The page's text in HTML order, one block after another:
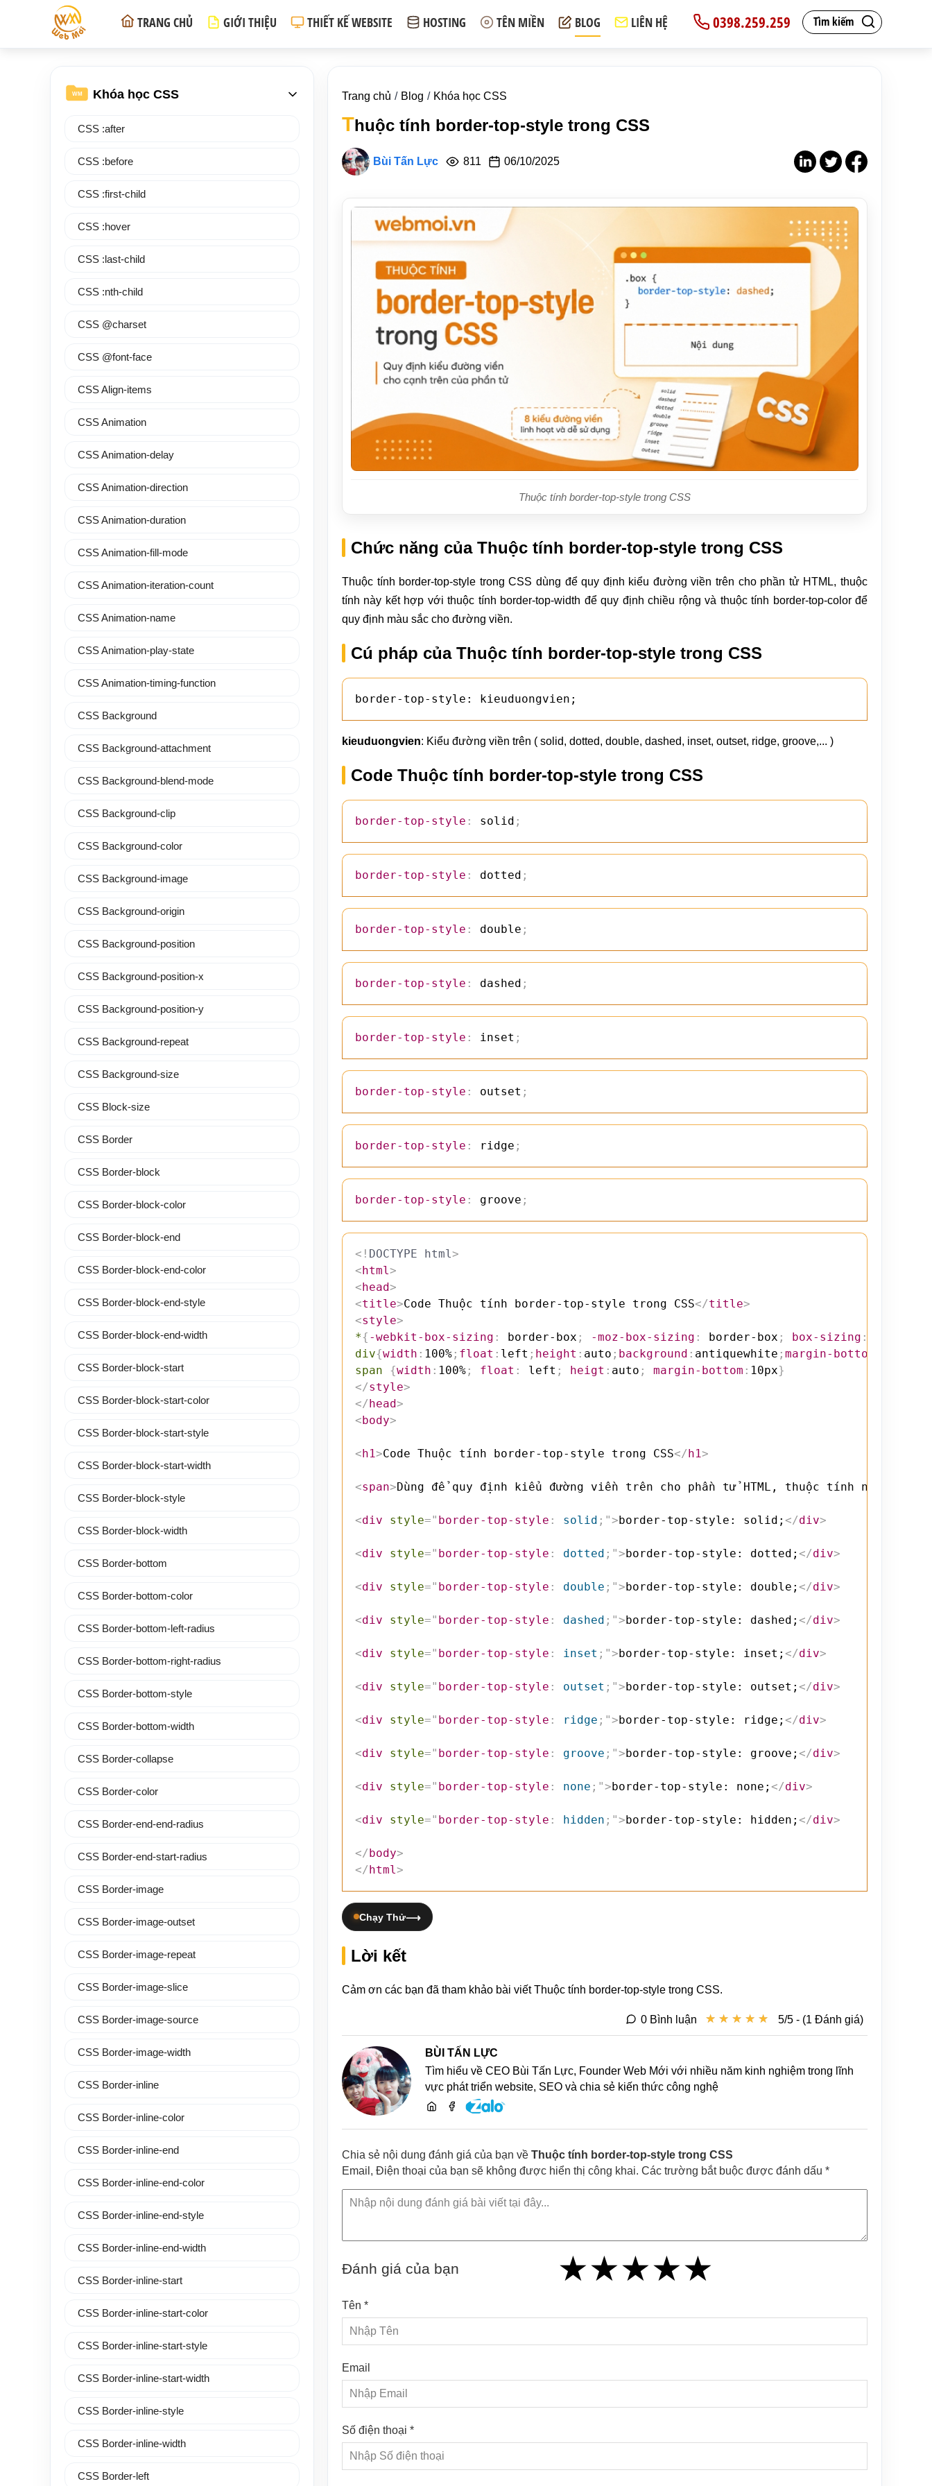
Tìm kiếm
0398.259.259
TRANG CHỦ GIỚI THIỆU THIẾT KẾ WEBSITE HOSTING TÊN MIỀN BLOG LIÊN HỆ
Trang chủ Blog Khóa học CSS
Thuộc tính border-top-style trong CSS
Bùi Tấn Lực 811 06/10/2025
Thuộc tính border-top-style trong CSS
Chức năng của Thuộc tính border-top-style trong CSS
Thuộc tính border-top-style trong CSS dùng để quy định kiểu đường viền trên cho phần tử HTML, thuộc
tính này kết hợp với thuộc tính border-top-width để quy định chiều rộng và thuộc tính border-top-color để
quy định màu sắc cho đường viền.
Cú pháp của Thuộc tính border-top-style trong CSS
border-top-style: kieuduongvien;
kieuduongvien: Kiểu đường viền trên ( solid, dotted, double, dashed, inset, outset, ridge, groove,... )
Code Thuộc tính border-top-style trong CSS
border-top-style : solid ;
border-top-style : dotted ;
border-top-style : double ;
border-top-style : dashed ;
border-top-style : inset ;
border-top-style : outset ;
border-top-style : ridge ;
border-top-style : groove ;
<! DOCTYPE html>
<html>
<head>
<title>Code Thuộc tính border-top-style trong CSS</title>
<style>
*{ -webkit-box-sizing : border-box ; -moz-box-sizing : border-box ; box-sizing :
div{width : 100% ; float : left ; height : auto ; background : antiquewhite ; margin-bottom
span
{width : 100% ; float : left ; heigt : auto ; margin-bottom : 10px}
</style>
</head>
<body>
<h1>Code Thuộc tính border-top-style trong CSS</h1>
<span>Dùng để quy định kiểu đường viền trên cho phần tử HTML, thuộc tính này
<div style=" border-top-style : solid ; ">border-top-style: solid; </div>
<div style=" border-top-style : dotted ; ">border-top-style: dotted; </div>
<div style=" border-top-style : double ; ">border-top-style: double; </div>
<div style=" border-top-style : dashed ; ">border-top-style: dashed; </div>
<div style=" border-top-style : inset ; ">border-top-style: inset; </div>
<div style=" border-top-style : outset ; ">border-top-style: outset; </div>
<div style=" border-top-style : ridge ; ">border-top-style: ridge; </div>
<div style=" border-top-style : groove ; ">border-top-style: groove; </div>
<div style=" border-top-style : none ; ">border-top-style: none; </div>
<div style=" border-top-style : hidden ; ">border-top-style: hidden; </div>
</body>
</html>
Chạy Thử
Lời kết
Cảm ơn các bạn đã tham khảo bài viết Thuộc tính border-top-style trong CSS.
★ ★ ★ ★ ★
★ ★ ★ ★ ★ 5/5 - (1 Đánh giá)
0 Bình luận
BÙI TẤN LỰC
Tìm hiểu về CEO Bùi Tấn Lực, Founder Web Mới với nhiều năm kinh nghiệm trong lĩnh
vực phát triển website, SEO và chia sẻ kiến thức công nghệ
Chia sẻ nội dung đánh giá của bạn về Thuộc tính border-top-style trong CSS
Email, Điện thoại của bạn sẽ không được hiển thị công khai. Các trường bắt buộc được đánh dấu *
Đánh giá của bạn ★
★★
★★★
★★★★
★★★★★
Tên *
Email
Số điện thoại *
WM Khóa học CSS
CSS :after
CSS :before
CSS :first-child
CSS :hover
CSS :last-child
CSS :nth-child
CSS @charset
CSS @font-face
CSS Align-items
CSS Animation
CSS Animation-delay
CSS Animation-direction
CSS Animation-duration
CSS Animation-fill-mode
CSS Animation-iteration-count
CSS Animation-name
CSS Animation-play-state
CSS Animation-timing-function
CSS Background
CSS Background-attachment
CSS Background-blend-mode
CSS Background-clip
CSS Background-color
CSS Background-image
CSS Background-origin
CSS Background-position
CSS Background-position-x
CSS Background-position-y
CSS Background-repeat
CSS Background-size
CSS Block-size
CSS Border
CSS Border-block
CSS Border-block-color
CSS Border-block-end
CSS Border-block-end-color
CSS Border-block-end-style
CSS Border-block-end-width
CSS Border-block-start
CSS Border-block-start-color
CSS Border-block-start-style
CSS Border-block-start-width
CSS Border-block-style
CSS Border-block-width
CSS Border-bottom
CSS Border-bottom-color
CSS Border-bottom-left-radius
CSS Border-bottom-right-radius
CSS Border-bottom-style
CSS Border-bottom-width
CSS Border-collapse
CSS Border-color
CSS Border-end-end-radius
CSS Border-end-start-radius
CSS Border-image
CSS Border-image-outset
CSS Border-image-repeat
CSS Border-image-slice
CSS Border-image-source
CSS Border-image-width
CSS Border-inline
CSS Border-inline-color
CSS Border-inline-end
CSS Border-inline-end-color
CSS Border-inline-end-style
CSS Border-inline-end-width
CSS Border-inline-start
CSS Border-inline-start-color
CSS Border-inline-start-style
CSS Border-inline-start-width
CSS Border-inline-style
CSS Border-inline-width
CSS Border-left